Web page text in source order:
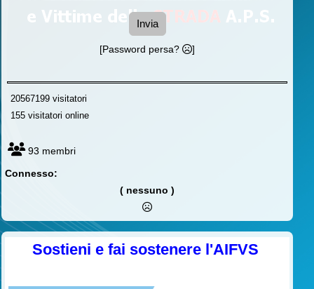
Invia
[Password persa? ]
20567199 visitatori
155 visitatori online
93 membri
Connesso:
( nessuno )
Sostieni e fai sostenere l'AIFVS